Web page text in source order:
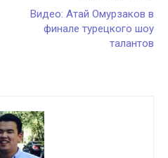
Видео: Атай Омурзаков в
финале турецкого шоу
талантов